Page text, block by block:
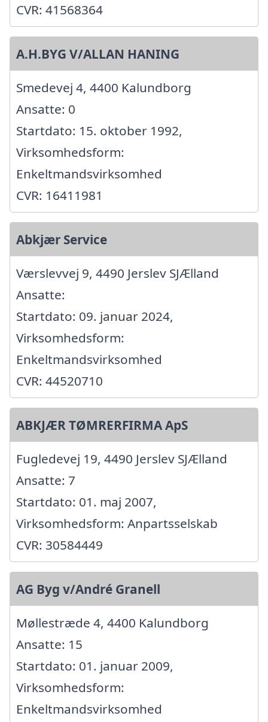
CVR: 41568364
A.H.BYG V/ALLAN HANING
Smedevej 4, 4400 Kalundborg
Ansatte: 0
Startdato: 15. oktober 1992,
Virksomhedsform:
Enkeltmandsvirksomhed
CVR: 16411981
Abkjær Service
Værslevvej 9, 4490 Jerslev SJÆlland
Ansatte:
Startdato: 09. januar 2024,
Virksomhedsform:
Enkeltmandsvirksomhed
CVR: 44520710
ABKJÆR TØMRERFIRMA ApS
Fugledevej 19, 4490 Jerslev SJÆlland
Ansatte: 7
Startdato: 01. maj 2007,
Virksomhedsform: Anpartsselskab
CVR: 30584449
AG Byg v/André Granell
Møllestræde 4, 4400 Kalundborg
Ansatte: 15
Startdato: 01. januar 2009,
Virksomhedsform:
Enkeltmandsvirksomhed